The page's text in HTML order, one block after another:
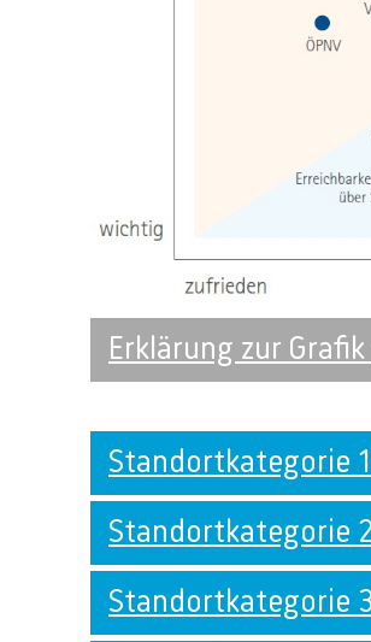
Erklärung zur Grafik
Standortkategorie
Standortkategorie
Standortkategorie